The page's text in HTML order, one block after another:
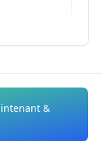
Serrurier
Haute- &